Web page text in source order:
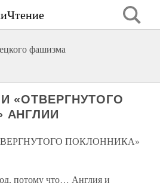
фашизма
«ОТВЕРГНУТОГО
АНГЛИИ
ПОКЛОННИКА»
потому что… Англия и